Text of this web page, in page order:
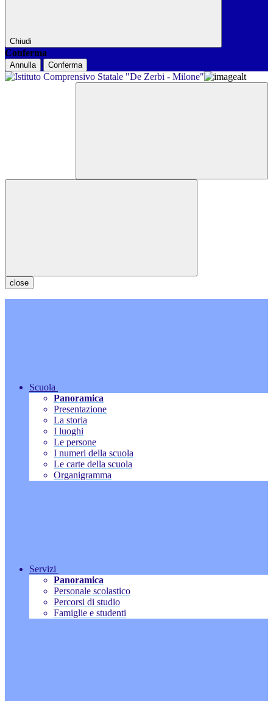
Chiudi
Conferma
Annulla Conferma
close
Scuola
Panoramica
Presentazione
La storia
I luoghi
Le persone
I numeri della scuola
Le carte della scuola
Organigramma
Servizi
Panoramica
Personale scolastico
Percorsi di studio
Famiglie e studenti